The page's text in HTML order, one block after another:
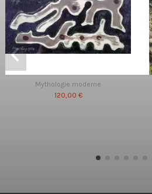
Mythologie moderne
120,00 €